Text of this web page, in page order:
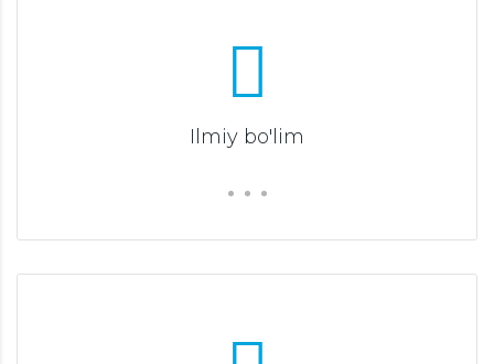
Ilmiy bo'lim